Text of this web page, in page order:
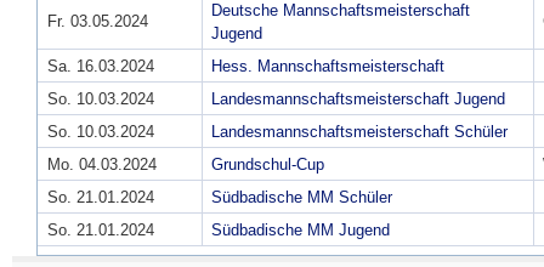
Fr. 03.05.2024
Deutsche Mannschaftsmeisterschaft
Jugend
Sa. 16.03.2024 Hess. Mannschaftsmeisterschaft
So. 10.03.2024
Landesmannschaftsmeisterschaft Jugend
So. 10.03.2024
Landesmannschaftsmeisterschaft Schüler
Mo. 04.03.2024
Grundschul-Cup
So. 21.01.2024
Südbadische MM Schüler
So. 21.01.2024
Südbadische MM Jugend